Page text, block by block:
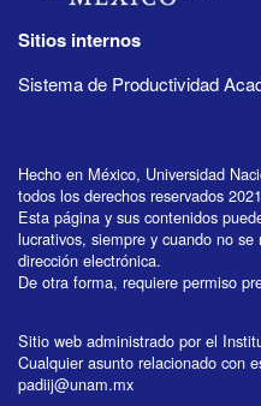
Sitios internos
Sistema de Productividad
Hecho en México, Universidad
todos los derechos reservados
Esta página y sus contenidos
lucrativos, siempre y cuando no
dirección electrónica.
De otra forma, requiere permiso
Sitio web administrado por el
Cualquier asunto relacionado con
padiij@unam.mx